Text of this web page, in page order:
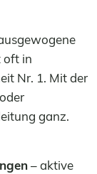
oft in
Nr. 1. Mit der
ganz.
– aktive